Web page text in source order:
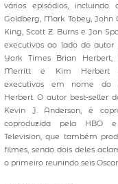
vários episódios, incluindo
Goldberg, Mark Tobey,
King, Scott Z. Burns e Jon
executivos ao lado do autor
York Times Brian
Merritt e Kim Herbert
executivos em nome do
Herbert. O autor best-seller
Kevin J. Anderson, é
coproduzida pela HBO
Television, que também
filmes, sendo dois deles
o primeiro reunindo seis